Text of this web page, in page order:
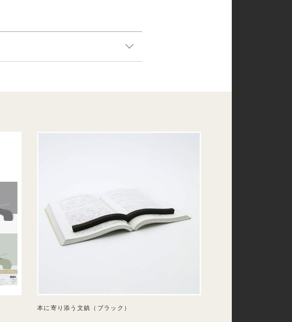
本に寄り添う文鎮（ブラック）